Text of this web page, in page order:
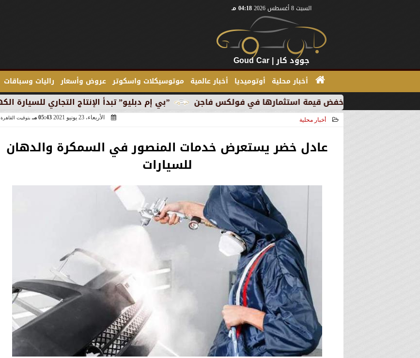
السبت 8 أغسطس 2026 04:18 مـ
جوود كار | Goud Car
أخبار محلية أوتوميديا أخبار عالمية موتوسيكلات واسكوتر عروض وأسعار راليات وسباقات
”بي إم دبليو” تبدأ الإنتاج التجاري للسيارة الكهربائية ”آي 3” في ميونخ خفض قيمة استثمارها في فولكس فاجن
أخبار محلية الأربعاء، 23 يونيو 2021 05:43 مـ بتوقيت القاهرة
عادل خضر يستعرض خدمات المنصور في السمكرة والدهان
للسيارات